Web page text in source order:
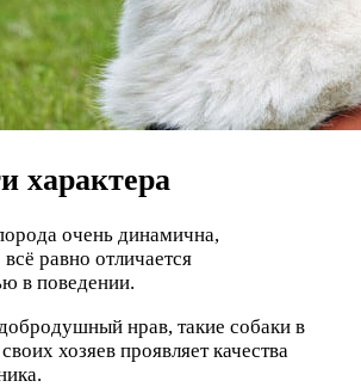
характера
очень динамична,
равно отличается
в поведении.
нрав, такие собаки в
хозяев проявляет качества